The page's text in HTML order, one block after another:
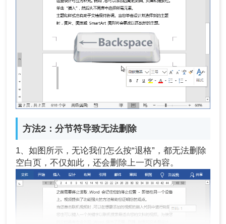
方法2：分节符导致无法删除
1、如图所示，无论我们怎么按“退格”，都无法删除
空白页，不仅如此，还会删除上一页内容。